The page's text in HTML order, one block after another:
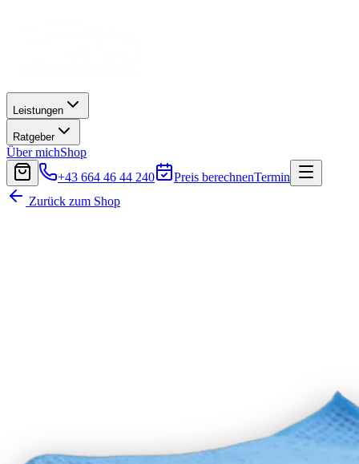
Leistungen
Ratgeber
Über michShop
+43 664 46 44 240
Preis berechnenTermin
Zurück zum Shop